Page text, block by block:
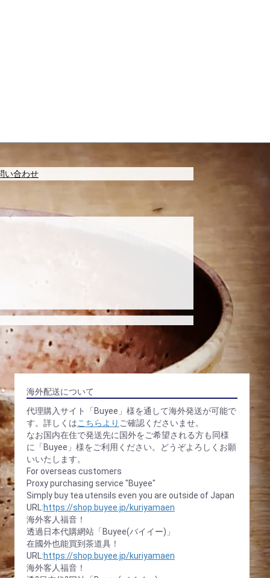
い合わせ
海外配送について
代理購入サイト「Buyee」様を通して海外発送が可能で
す。詳しくはこちらより ご確認くださいませ。
なお国内在住で発送先に国外をご希望される方も同様
に「Buyee」様をご利用ください。どうぞよろしくお願
いいたします。
For overseas customers
Proxy purchasing service "Buyee"
Simply buy tea utensils even you are outside of Japan
URL:https://shop.buyee.jp/kuriyamaen
海外客人福音！
透過日本代購網站「Buyee(バイイー)」
在國外也能買到茶道具！
URL:https://shop.buyee.jp/kuriyamaen
海外客人福音！